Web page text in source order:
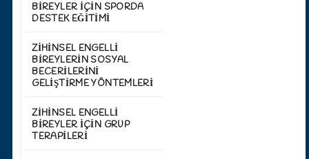
BIREYLER IÇIN SPORDA
DESTEK EĞITIMI
ZIHINSEL ENGELLI
BIREYLERIN SOSYAL
BECERILERINI
GELIŞTIRME YÖNTEMLERI
ZIHINSEL ENGELLI
BIREYLER İÇIN GRUP
TERAPILERI